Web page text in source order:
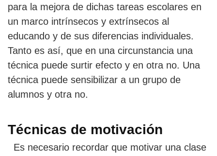
para la mejora de dichas tareas escolares en
un marco intrínsecos y extrínsecos al
educando y de sus diferencias individuales.
Tanto es así, que en una circunstancia una
técnica puede surtir efecto y en otra no. Una
técnica puede sensibilizar a un grupo de
alumnos y otra no.
Técnicas de motivación
Es necesario recordar que motivar una clase